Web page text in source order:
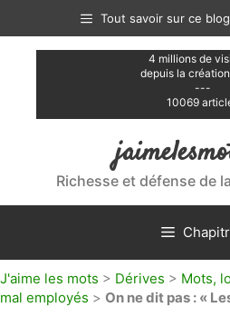
contenu
Tout savoir sur ce
4 millions de
depuis la
---
10069
Richesse et défense de
J'aime les mots > Dérives > Mots,
mal employés > On ne dit pas : «